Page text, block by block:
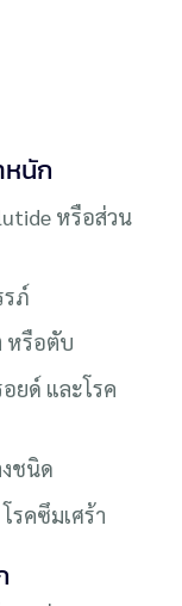
หนัก
หรือส่วน
ภ์
หรือตับ
ยด์ และโรค
ชนิด
รคซึมเศร้า